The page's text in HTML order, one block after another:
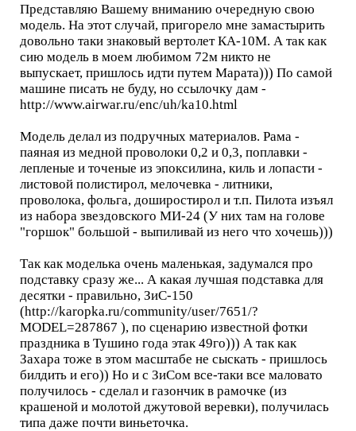
Представляю Вашему вниманию очередную свою
модель. На этот случай, пригорело мне замастырить
довольно таки знаковый вертолет КА-10М. А так как
сию модель в моем любимом 72м никто не
выпускает, пришлось идти путем Марата))) По самой
машине писать не буду, но ссылочку дам -
http://www.airwar.ru/enc/uh/ka10.html
Модель делал из подручных материалов. Рама -
паяная из медной проволоки 0,2 и 0,3, поплавки -
лепленые и точеные из эпоксилина, киль и лопасти -
листовой полистирол, мелочевка - литники,
проволока, фольга, доширостирол и т.п. Пилота изъял
из набора звездовского МИ-24 (У них там на голове
"горшок" большой - выпиливай из него что хочешь)))
Так как моделька очень маленькая, задумался про
подставку сразу же... А какая лучшая подставка для
десятки - правильно, ЗиС-150
(http://karopka.ru/community/user/7651/?
MODEL=287867 ), по сценарию известной фотки
праздника в Тушино года этак 49го))) А так как
Захара тоже в этом масштабе не сыскать - пришлось
билдить и его)) Но и с ЗиСом все-таки все маловато
получилось - сделал и газончик в рамочке (из
крашеной и молотой джутовой веревки), получилась
типа даже почти виньеточка.